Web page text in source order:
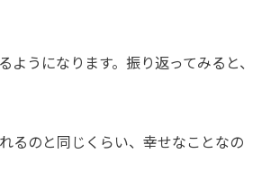
ようになります。振り返ってみると、
るのと同じくらい、幸せなことなの